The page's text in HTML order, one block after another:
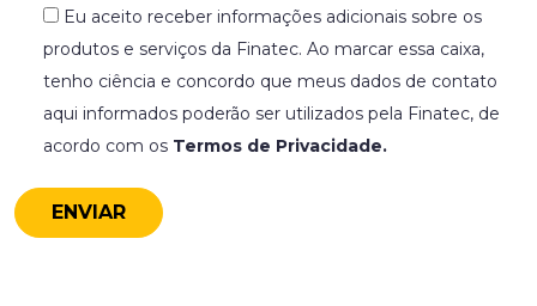
Eu aceito receber informações adicionais sobre os
produtos e serviços da Finatec. Ao marcar essa caixa,
tenho ciência e concordo que meus dados de contato
aqui informados poderão ser utilizados pela Finatec, de
acordo com os Termos de Privacidade.